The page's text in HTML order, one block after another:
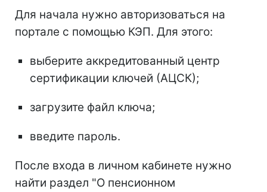
Для начала нужно авторизоваться на
портале с помощью КЭП. Для этого:
выберите аккредитованный центр
сертификации ключей (АЦСК);
загрузите файл ключа;
введите пароль.
После входа в личном кабинете нужно
найти раздел "О пенсионном